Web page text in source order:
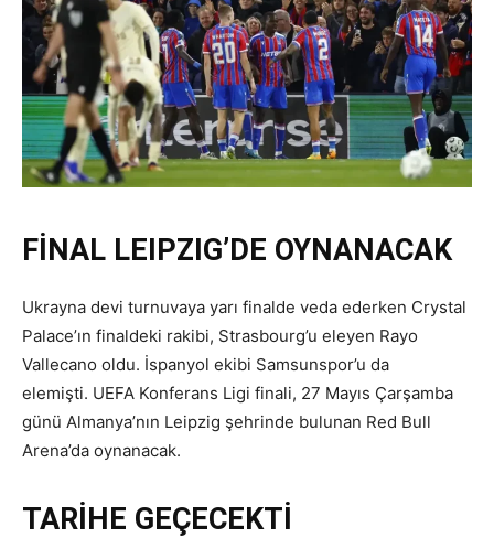
FİNAL LEIPZIG’DE OYNANACAK
Ukrayna devi turnuvaya yarı finalde veda ederken Crystal
Palace’ın finaldeki rakibi, Strasbourg’u eleyen Rayo
Vallecano oldu. İspanyol ekibi Samsunspor’u da
elemişti. UEFA Konferans Ligi finali, 27 Mayıs Çarşamba
günü Almanya’nın Leipzig şehrinde bulunan Red Bull
Arena’da oynanacak.
TARİHE GEÇECEKTİ